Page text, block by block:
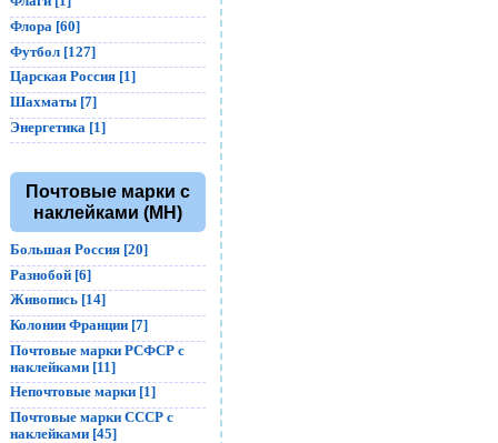
Флора [60]
Футбол [127]
Царская Россия [1]
Шахматы [7]
Энергетика [1]
Почтовые марки с
наклейками (MH)
Большая Россия [20]
Разнобой [6]
Живопись [14]
Колонии Франции [7]
Почтовые марки РСФСР с
наклейками [11]
Непочтовые марки [1]
Почтовые марки СССР с
наклейками [45]